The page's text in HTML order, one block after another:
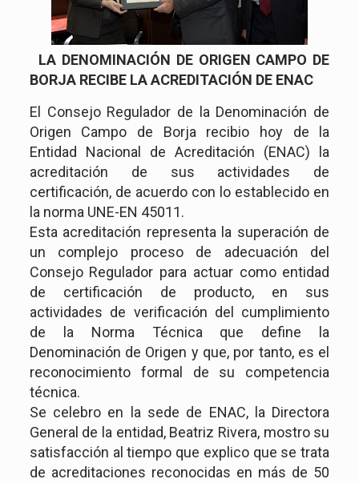
LA DENOMINACIÓN DE ORIGEN CAMPO DE
BORJA RECIBE LA ACREDITACIÓN DE ENAC
El Consejo Regulador de la Denominación de
Origen Campo de Borja recibio hoy de la
Entidad Nacional de Acreditación (ENAC) la
acreditación de sus actividades de
certificación, de acuerdo con lo establecido en
la norma UNE-EN 45011.
Esta acreditación representa la superación de
un complejo proceso de adecuación del
Consejo Regulador para actuar como entidad
de certificación de producto, en sus
actividades de verificación del cumplimiento
de la Norma Técnica que define la
Denominación de Origen y que, por tanto, es el
reconocimiento formal de su competencia
técnica.
Se celebro en la sede de ENAC, la Directora
General de la entidad, Beatriz Rivera, mostro su
satisfacción al tiempo que explico que se trata
de acreditaciones reconocidas en más de 50